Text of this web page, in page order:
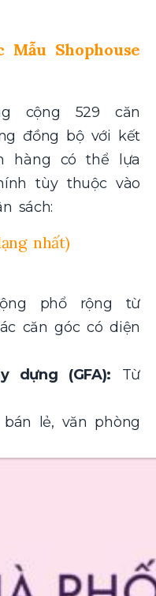
Mẫu Shophouse
cộng 529 căn
đồng bộ với kết
hàng có thể lựa
tùy thuộc vào
sách:
nhất)
phổ rộng từ
căn góc có diện
dựng (GFA): Từ
lẻ, văn phòng